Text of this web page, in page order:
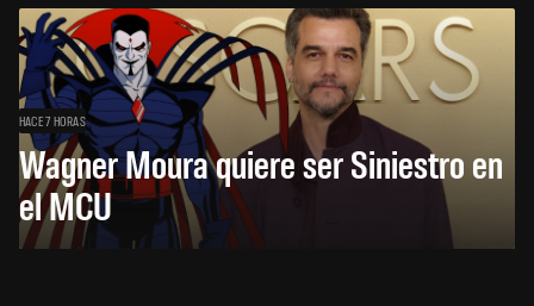
HACE 7 HORAS
Wagner Moura quiere ser Siniestro en
el MCU